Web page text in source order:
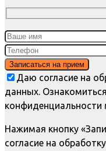
Даю согласие на
данных.
Нажимая кнопку
согласие на